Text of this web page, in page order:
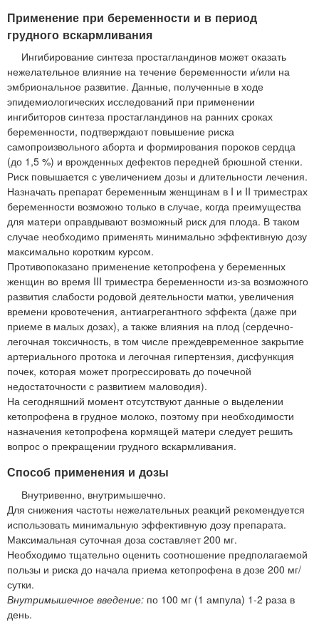
Применение при беременности и в период
грудного вскармливания
Ингибирование синтеза простагландинов может оказать
нежелательное влияние на течение беременности и/или на
эмбриональное развитие. Данные, полученные в ходе
эпидемиологических исследований при применении
ингибиторов синтеза простагландинов на ранних сроках
беременности, подтверждают повышение риска
самопроизвольного аборта и формирования пороков сердца
(до 1,5 %) и врожденных дефектов передней брюшной стенки.
Риск повышается с увеличением дозы и длительности лечения.
Назначать препарат беременным женщинам в I и II триместрах
беременности возможно только в случае, когда преимущества
для матери оправдывают возможный риск для плода. В таком
случае необходимо применять минимально эффективную дозу
максимально коротким курсом.
Противопоказано применение кетопрофена у беременных
женщин во время III триместра беременности из-за возможного
развития слабости родовой деятельности матки, увеличения
времени кровотечения, антиагрегантного эффекта (даже при
приеме в малых дозах), а также влияния на плод (сердечно-
легочная токсичность, в том числе преждевременное закрытие
артериального протока и легочная гипертензия, дисфункция
почек, которая может прогрессировать до почечной
недостаточности с развитием маловодия).
На сегодняшний момент отсутствуют данные о выделении
кетопрофена в грудное молоко, поэтому при необходимости
назначения кетопрофена кормящей матери следует решить
вопрос о прекращении грудного вскармливания.
Способ применения и дозы
Внутривенно, внутримышечно.
Для снижения частоты нежелательных реакций рекомендуется
использовать минимальную эффективную дозу препарата.
Максимальная суточная доза составляет 200 мг.
Необходимо тщательно оценить соотношение предполагаемой
пользы и риска до начала приема кетопрофена в дозе 200 мг/
сутки.
Внутримышечное введение: по 100 мг (1 ампула) 1-2 раза в
день.